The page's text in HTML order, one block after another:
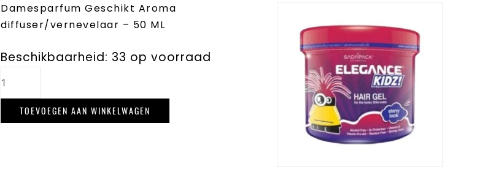
Damesparfum Geschikt Aroma
diffuser/vernevelaar – 50 ML
Beschikbaarheid: 33 op voorraad
TODEUR
TOEVOEGEN AAN WINKELWAGEN